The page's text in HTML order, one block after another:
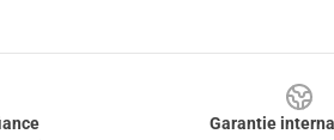
Garantie